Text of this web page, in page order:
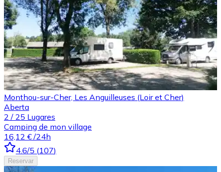
Monthou-sur-Cher, Les Anguilleuses (Loir et Cher)
Aberta
2 / 25 Lugares
Camping de mon village
16,12 € /24h
4.6/5 (107)
Reservar